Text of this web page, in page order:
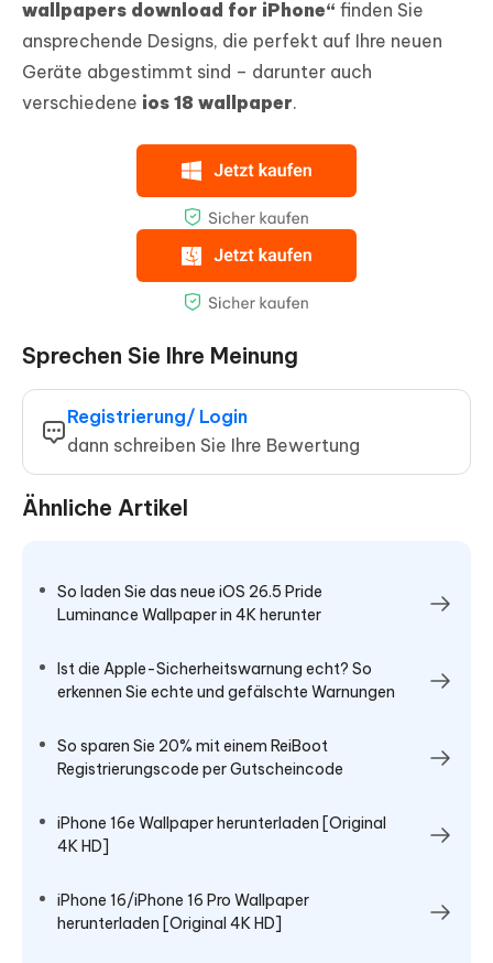
wallpapers download for iPhone“ finden Sie
ansprechende Designs, die perfekt auf Ihre neuen
Geräte abgestimmt sind – darunter auch
verschiedene ios 18 wallpaper.
Sprechen Sie Ihre Meinung
Registrierung/ Login
dann schreiben Sie Ihre Bewertung
Ähnliche Artikel
So laden Sie das neue iOS 26.5 Pride
Luminance Wallpaper in 4K herunter
Ist die Apple-Sicherheitswarnung echt? So
erkennen Sie echte und gefälschte Warnungen
So sparen Sie 20% mit einem ReiBoot
Registrierungscode per Gutscheincode
iPhone 16e Wallpaper herunterladen [Original
4K HD]
iPhone 16/iPhone 16 Pro Wallpaper
herunterladen [Original 4K HD]